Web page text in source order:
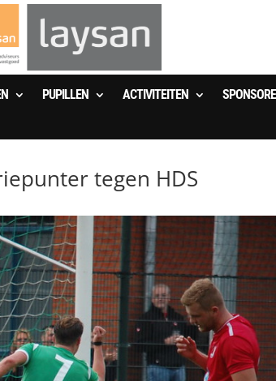
PUPILLEN ACTIVITEITEN
tegen HDS